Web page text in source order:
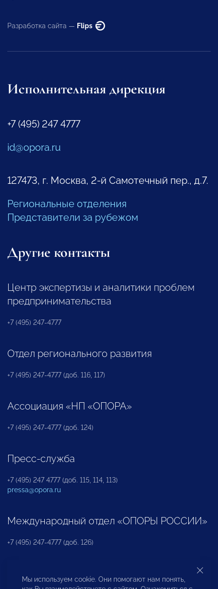
Разработка сайта — Flips
Исполнительная дирекция
+7 (495) 247 4777
id@opora.ru
127473, г. Москва, 2-й Самотечный пер., д.7.
Региональные отделения
Представители за рубежом
Другие контакты
Центр экспертизы и аналитики проблем
предпринимательства
+7 (495) 247-4777
Отдел регионального развития
+7 (495) 247-4777 (доб. 116, 117)
Ассоциация «НП «ОПОРА»
+7 (495) 247-4777 (доб. 124)
Пресс-служба
+7 (495) 247 4777 (доб. 115, 114, 113)
pressa@opora.ru
Международный отдел «ОПОРЫ РОССИИ»
+7 (495) 247-4777 (доб. 126)
Бюро по защите прав предпринимателей и
Мы используем cookie. Они помогают нам понять,